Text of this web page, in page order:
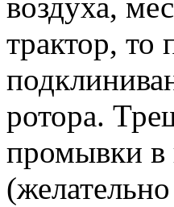
воздуха,
трактор, то
ротора.
промывки в